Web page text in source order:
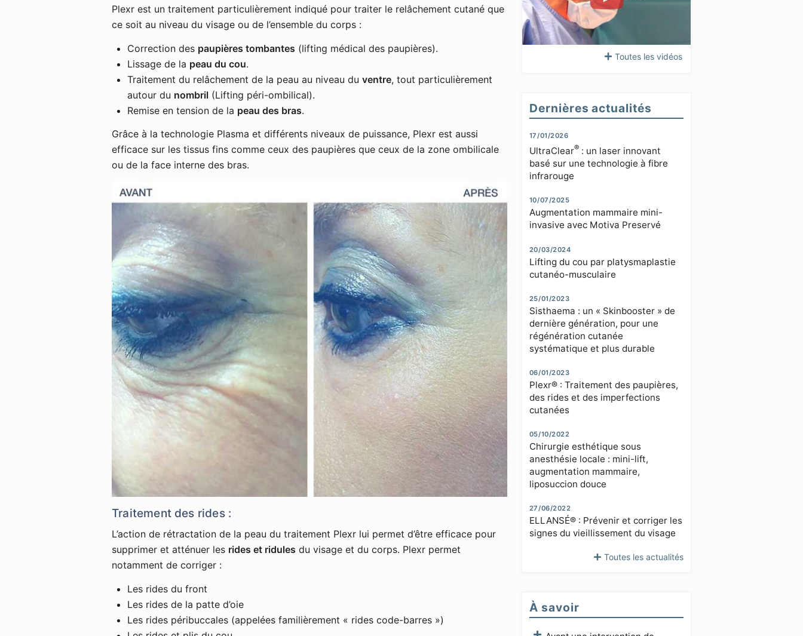
Plexr est un traitement particulièrement indiqué pour traiter le relâchement cutané que
ce soit au niveau du visage ou de l’ensemble du corps :
Correction des paupières tombantes (lifting médical des paupières).
Lissage de la peau du cou.
Traitement du relâchement de la peau au niveau du ventre, tout particulièrement
autour du nombril(Lifting péri-ombilical).
Remise en tension de la peau des bras.
Grâce à la technologie Plasma et différents niveaux de puissance, Plexr est aussi
efficace sur les tissus fins comme ceux des paupières que ceux de la zone ombilicale
ou de la face interne des bras.
Traitement des rides :
L’action de rétractation de la peau du traitement Plexr lui permet d’être efficace pour
supprimer et atténuer les rides et ridules du visage et du corps. Plexr permet
notamment de corriger :
Les rides du front
Les rides de la patte d’oie
Les rides péribuccales (appelées familièrement « rides code-barres »)
Toutes les vidéos
Dernières actualités
17/01/2026
UltraClear®: un laser innovant
basé sur une technologie à fibre
infrarouge
10/07/2025
Augmentation mammaire mini-
invasive avec Motiva Preservé
20/03/2024
Lifting du cou par platysmaplastie
cutanéo-musculaire
25/01/2023
Sisthaema : un « Skinbooster » de
dernière génération, pour une
régénération cutanée
systématique et plus durable
06/01/2023
Plexr® : Traitement des paupières,
des rides et des imperfections
cutanées
05/10/2022
Chirurgie esthétique sous
anesthésie locale : mini-lift,
augmentation mammaire,
liposuccion douce
27/06/2022
ELLANSÉ® : Prévenir et corriger les
signes du vieillissement du visage
Toutes les actualités
À savoir